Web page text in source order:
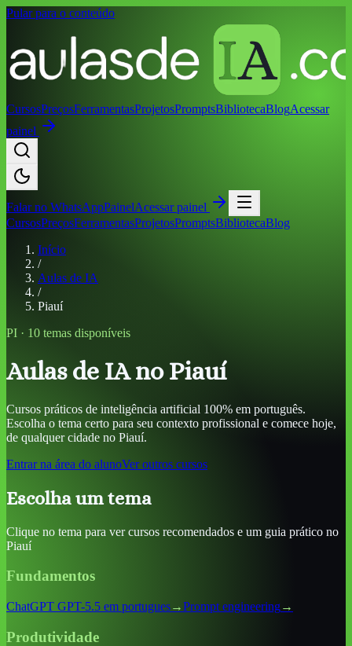
Pular para o conteúdo
CursosPreçosFerramentasProjetosPromptsBibliotecaBlogAcessar
painel
Falar no WhatsAppPainelAcessar painel
CursosPreçosFerramentasProjetosPromptsBibliotecaBlog
Início
/
Aulas de IA
/
Piauí
PI · 10 temas disponíveis
Aulas de IAno Piauí
Cursos práticos de inteligência artificial 100% em português.
Escolha o tema certo para seu contexto profissional e comece hoje,
de qualquer cidade no Piauí.
Entrar na área do alunoVer outros cursos
Escolha um tema
Clique no tema para ver cursos recomendados e um guia prático no
Piauí
Fundamentos
ChatGPT GPT-5.5 em portugues→Prompt engineering→
Produtividade